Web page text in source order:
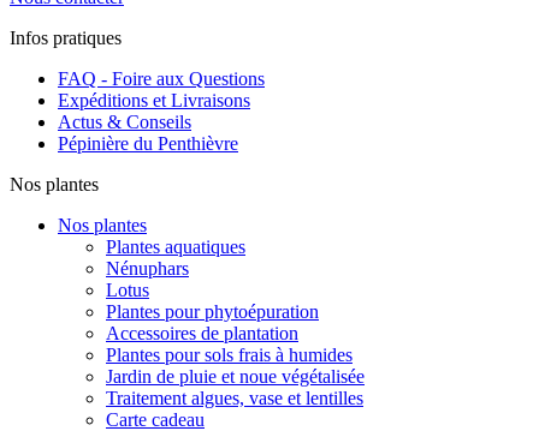
Infos pratiques
FAQ - Foire aux Questions
Expéditions et Livraisons
Actus & Conseils
Pépinière du Penthièvre
Nos plantes
Nos plantes
Plantes aquatiques
Nénuphars
Lotus
Plantes pour phytoépuration
Accessoires de plantation
Plantes pour sols frais à humides
Jardin de pluie et noue végétalisée
Traitement algues, vase et lentilles
Carte cadeau